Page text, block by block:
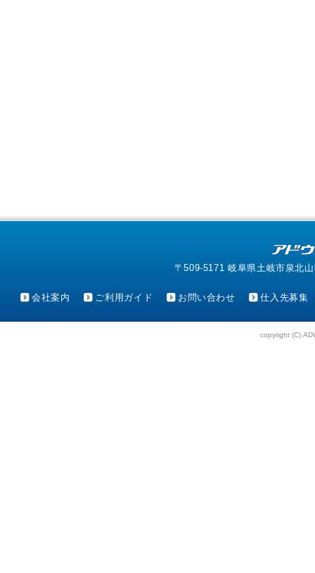
〒509-5171 岐阜県土岐市泉北
会社案内 ご利用ガイド お問い合わせ 仕入先募集
copyright (C)